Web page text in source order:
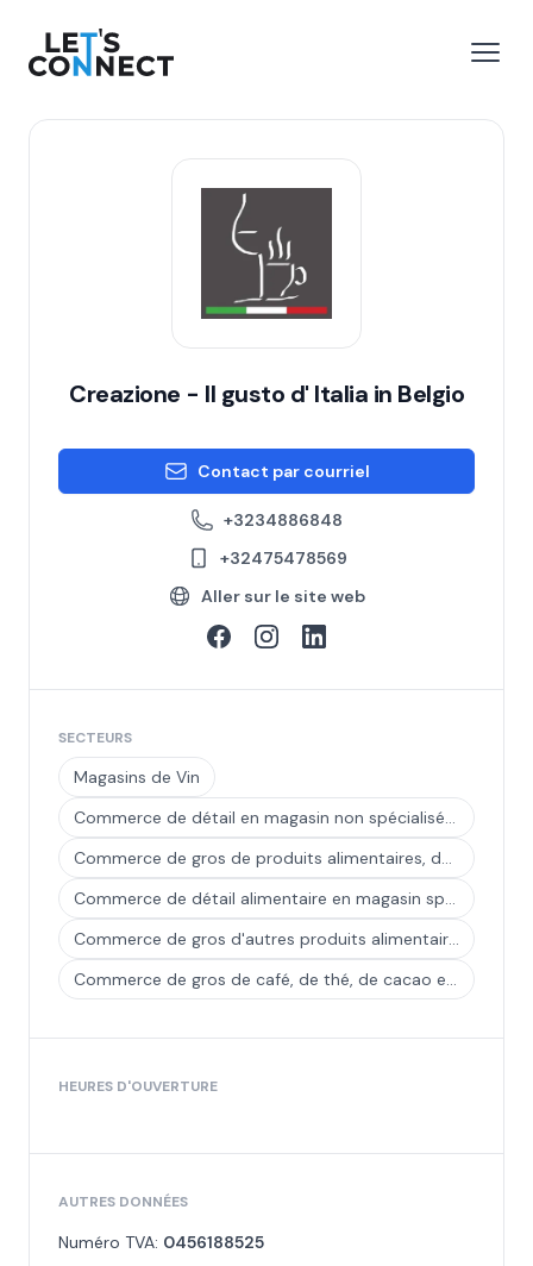
Let's Connect
le menu
Creazione - Il gusto d' Italia in Belgio
Contact par courriel
+3234886848
+32475478569
Aller sur le site web
SECTEURS
Magasins de Vin
Commerce de détail en magasin non spécialisé à prédominance alimentaire
Commerce de gros de produits alimentaires, de boissons et de tabac
Commerce de détail alimentaire en magasin spécialisé
Commerce de gros d'autres produits alimentaires n.c.a.
Commerce de gros de café, de thé, de cacao et d'épices
HEURES D'OUVERTURE
AUTRES DONNÉES
Numéro TVA: 0456188525